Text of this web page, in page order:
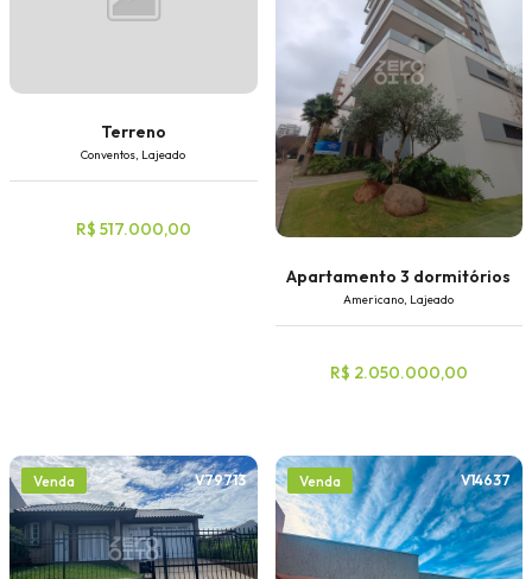
Terreno
Conventos, Lajeado
R$ 517.000,00
Apartamento 3 dormitórios
Americano, Lajeado
R$ 2.050.000,00
Venda V79713 Venda V14637